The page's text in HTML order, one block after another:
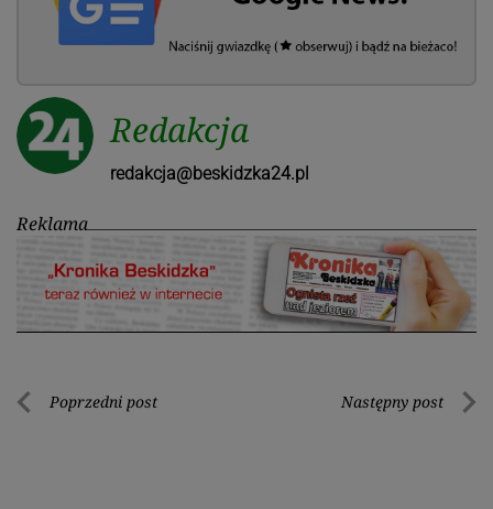
Redakcja
redakcja@beskidzka24.pl
Reklama
Nawigacja
Poprzedni post Następny post